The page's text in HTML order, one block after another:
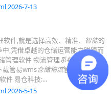
2026-7-13
件,就是选择高效、精准、 智能的
,凭借卓越的仓储运营能力脱颖而
管理软件 物流管理系统 唯智wms
载管易wms仓储物流管理系统
件 易仓科技:...
2026-5-15